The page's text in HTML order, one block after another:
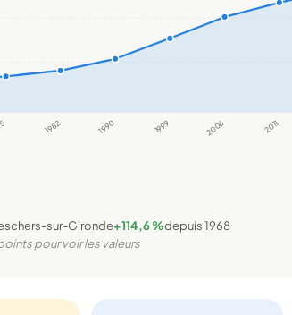
1982 1990 1999 2006 2011
sur-Gironde+114,6 %depuis 1968
pour voir les valeurs